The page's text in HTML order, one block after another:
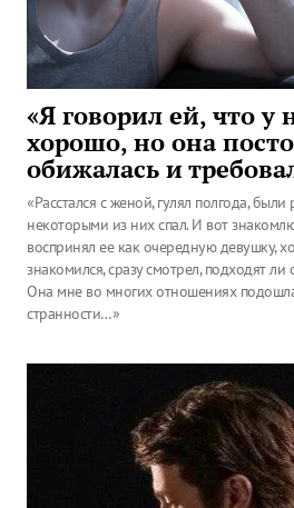
«Я говорил ей, что у
хорошо, но она
обижалась и
«Расстался с женой, гулял полгода,
некоторыми из них спал. И вот
воспринял ее как очередную девушку,
знакомился, сразу смотрел, подходят ли
Она мне во многих отношениях
странности…»